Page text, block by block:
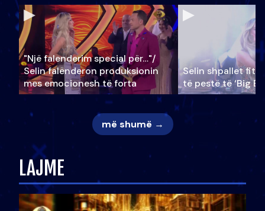
"Një falenderim special për…"/
Selin falënderon produksionin
mes emocionesh të forta
Selin shpallet
të pestë të ‘Big
më shumë →
LAJME